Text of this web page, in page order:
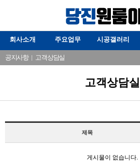
회사소개 주요업무 시공갤러리
공지사항| 고객상담실
고객상담실
제목
게시물이 없습니다.